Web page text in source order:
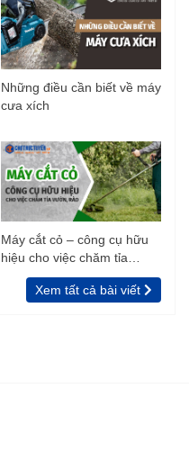
Những điều cần biết về máy
cưa xích
Máy cắt cỏ – công cụ hữu
hiệu cho việc chăm tỉa
vườn, rào
Xem tất cả bài viết